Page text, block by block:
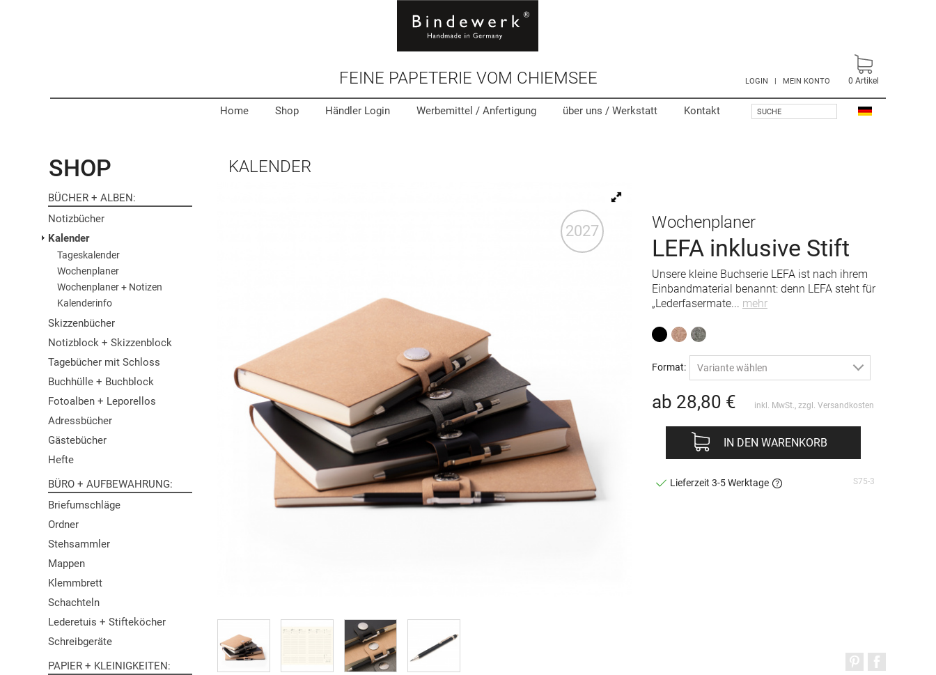
FEINE PAPETERIE VOM CHIEMSEE LOGIN | MEIN KONTO
Home Shop Händler Login Werbemittel / Anfertigung über uns / Werkstatt Kontakt SUCHE
0 Artikel
KALENDER
2027 Wochenplaner
LEFA inklusive Stift
Unsere kleine Buchserie LEFA ist nach ihrem
Einbandmaterial benannt: denn LEFA steht für
„Lederfasermate... mehr
Format: Variante wählen
ab 28,80 € inkl. MwSt., zzgl. Versandkosten
IN DEN WARENKORB
Lieferzeit 3-5 Werktage S75-3
SHOP
BÜCHER + ALBEN
Notizbücher
Kalender
Tageskalender
Wochenplaner
Wochenplaner + Notizen
Kalenderinfo
Skizzenbücher
Notizblock + Skizzenblock
Tagebücher mit Schloss
Buchhülle + Buchblock
Fotoalben + Leporellos
Adressbücher
Gästebücher
Hefte
BÜRO + AUFBEWAHRUNG
Briefumschläge
Ordner
Stehsammler
Mappen
Klemmbrett
Schachteln
Lederetuis + Stifteköcher
Schreibgeräte
PAPIER + KLEINIGKEITEN